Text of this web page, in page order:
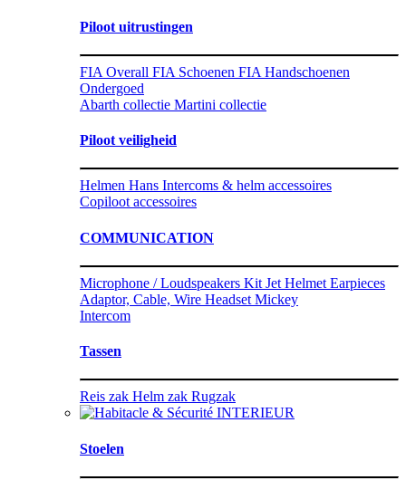
Piloot uitrustingen
FIA Overall FIA Schoenen FIA Handschoenen
Ondergoed
Abarth collectie Martini collectie
Piloot veiligheid
Helmen Hans Intercoms & helm accessoires
Copiloot accessoires
COMMUNICATION
Microphone / Loudspeakers Kit Jet Helmet Earpieces
Adaptor, Cable, Wire Headset Mickey
Intercom
Tassen
Reis zak Helm zak Rugzak
INTERIEUR
Stoelen